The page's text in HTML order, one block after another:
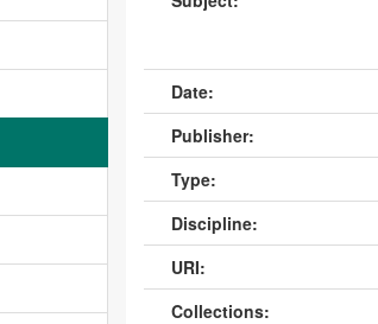
Date:
Publisher:
Type:
Discipline:
URI:
Collections: